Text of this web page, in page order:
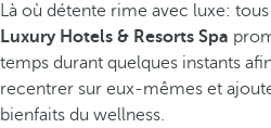
Là où détente rime avec luxe:
Luxury Hotels & Resorts Spa
temps durant quelques instants
recentrer sur eux-mêmes et
bienfaits du wellness.